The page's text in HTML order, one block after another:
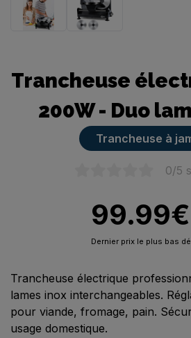
Trancheuse
200W - Duo
Trancheuse à
0/5
99.99€
Dernier prix le plus bas
Trancheuse électrique
lames inox interchangeables.
pour viande, fromage, pain.
usage domestique.